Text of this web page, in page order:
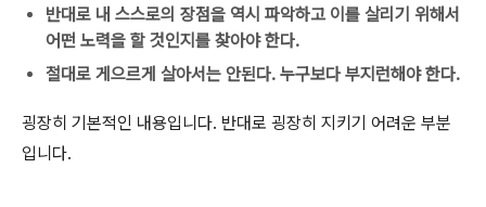
반대로 내 스스로의 장점을 역시 파악하고 이를 살리기 위해서
어떤 노력을 할 것인지를 찾아야 한다.
절대로 게으르게 살아서는 안된다. 누구보다 부지런해야 한다.
굉장히 기본적인 내용입니다. 반대로 굉장히 지키기 어려운 부분
입니다.